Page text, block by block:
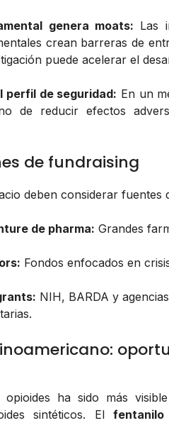
genera moats: Las
crean barreras de
puede acelerar el
perfil de seguridad: En un
de reducir efectos
de fundraising
deben considerar fuentes
de pharma: Grandes
Fondos enfocados en
NIH, BARDA y
opioides ha sido más
sintéticos. El fentanilo